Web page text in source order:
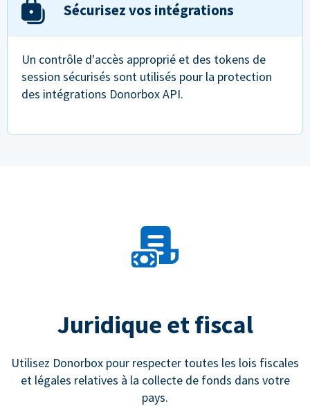
Sécurisez vos intégrations
Un contrôle d'accès approprié et des tokens de
session sécurisés sont utilisés pour la protection
des intégrations Donorbox API.
Juridique et fiscal
Utilisez Donorbox pour respecter toutes les lois fiscales
et légales relatives à la collecte de fonds dans votre
pays.